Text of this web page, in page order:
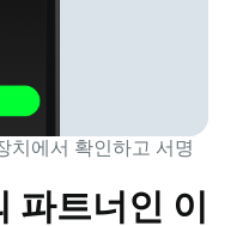
치에서 확인하고 서명
파트너인 이